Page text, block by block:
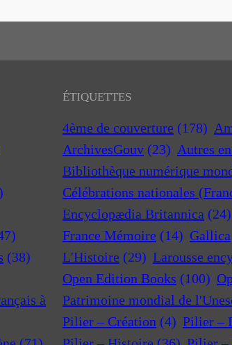
(38)
à
ÉTIQUETTES
4ème de couverture (178)
ArchivesGouv (23) Autres
Bibliothèque numérique
Célébrations nationales
Encyclopædia Britannica (24)
France Mémoire (14) Gallica
L'Histoire (29) Larousse
Open Edition Books (100)
Patrimoine mondial de
Pilier – Création (4) Pilier –